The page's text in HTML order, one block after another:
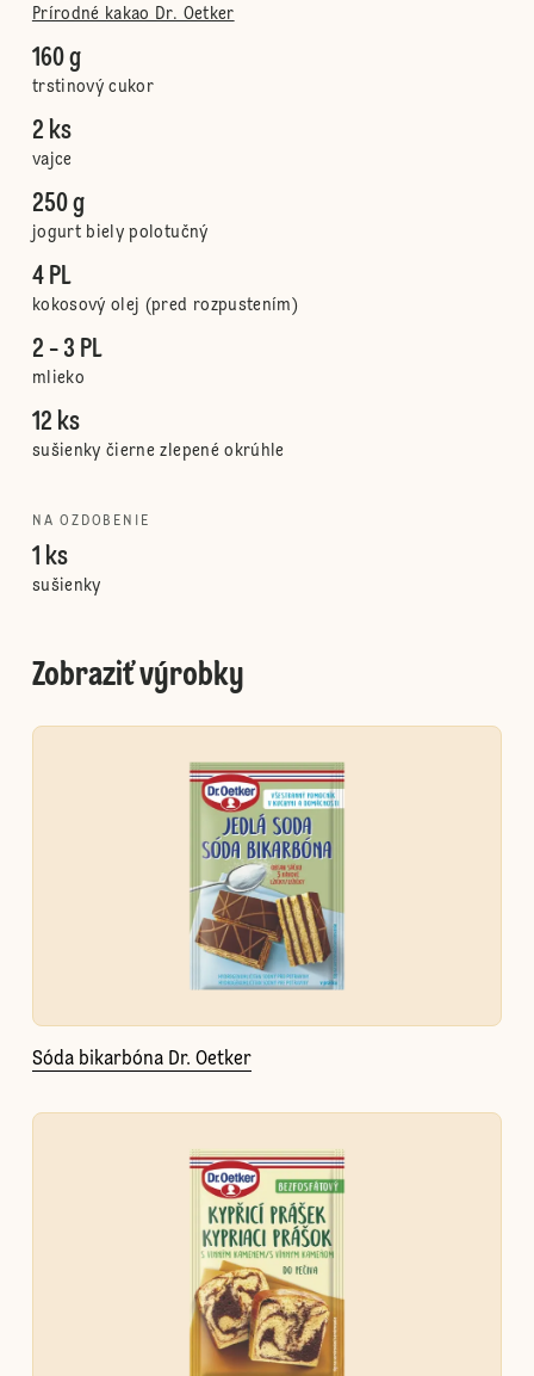
Prírodné kakao Dr. Oetker
160 g
trstinový cukor
2 ks
vajce
250 g
jogurt biely polotučný
4 PL
kokosový olej (pred rozpustením)
2 - 3 PL
mlieko
12 ks
sušienky čierne zlepené okrúhle
NA OZDOBENIE
1 ks
sušienky
Zobraziť výrobky
Sóda bikarbóna Dr. Oetker